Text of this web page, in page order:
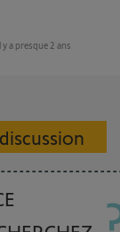
y a presque 2 ans